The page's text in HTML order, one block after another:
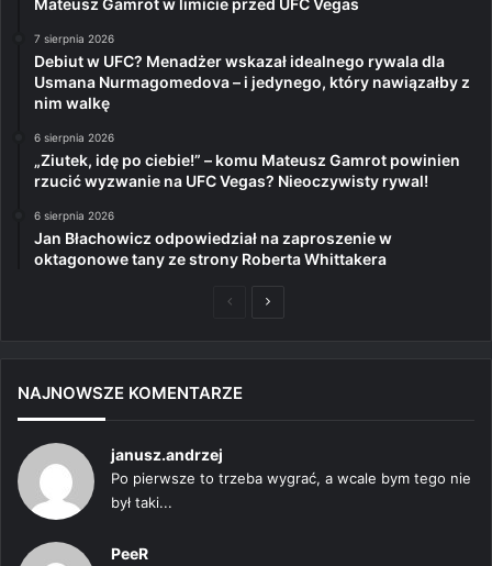
Mateusz Gamrot w limicie przed UFC Vegas
7 sierpnia 2026
Debiut w UFC? Menadżer wskazał idealnego rywala dla
Usmana Nurmagomedova – i jedynego, który nawiązałby z
nim walkę
6 sierpnia 2026
„Ziutek, idę po ciebie!” – komu Mateusz Gamrot powinien
rzucić wyzwanie na UFC Vegas? Nieoczywisty rywal!
6 sierpnia 2026
Jan Błachowicz odpowiedział na zaproszenie w
oktagonowe tany ze strony Roberta Whittakera
PoprzedniaNastępna
NAJNOWSZE KOMENTARZE
janusz.andrzej
Po pierwsze to trzeba wygrać, a wcale bym tego nie
był taki...
PeeR